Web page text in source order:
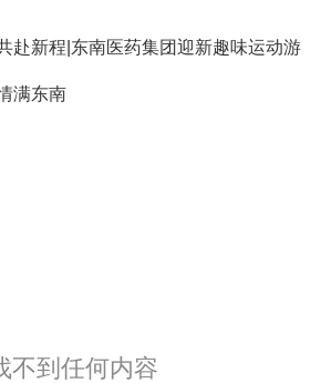
赴新程|东南医药集团迎新趣味运动游
满东南
不到任何内容